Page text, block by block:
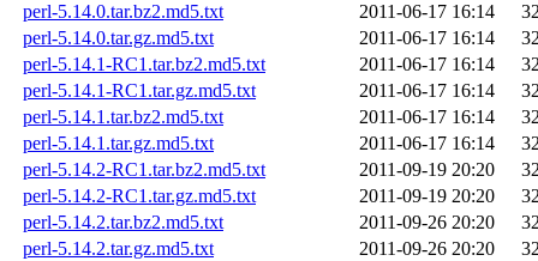
perl-5.14.0.tar.bz2.md5.txt
2011-06-17 16:14
perl-5.14.0.tar.gz.md5.txt
2011-06-17 16:14
perl-5.14.1-RC1.tar.bz2.md5.txt
2011-06-17 16:14
perl-5.14.1-RC1.tar.gz.md5.txt
2011-06-17 16:14
perl-5.14.1.tar.bz2.md5.txt
2011-06-17 16:14
perl-5.14.1.tar.gz.md5.txt
2011-06-17 16:14
perl-5.14.2-RC1.tar.bz2.md5.txt
2011-09-19 20:20
perl-5.14.2-RC1.tar.gz.md5.txt
2011-09-19 20:20
perl-5.14.2.tar.bz2.md5.txt
2011-09-26 20:20
perl-5.14.2.tar.gz.md5.txt
2011-09-26 20:20